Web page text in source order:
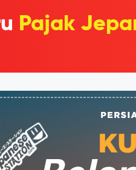
Pajak